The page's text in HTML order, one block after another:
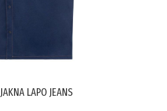
JAKNA LAPO JEANS